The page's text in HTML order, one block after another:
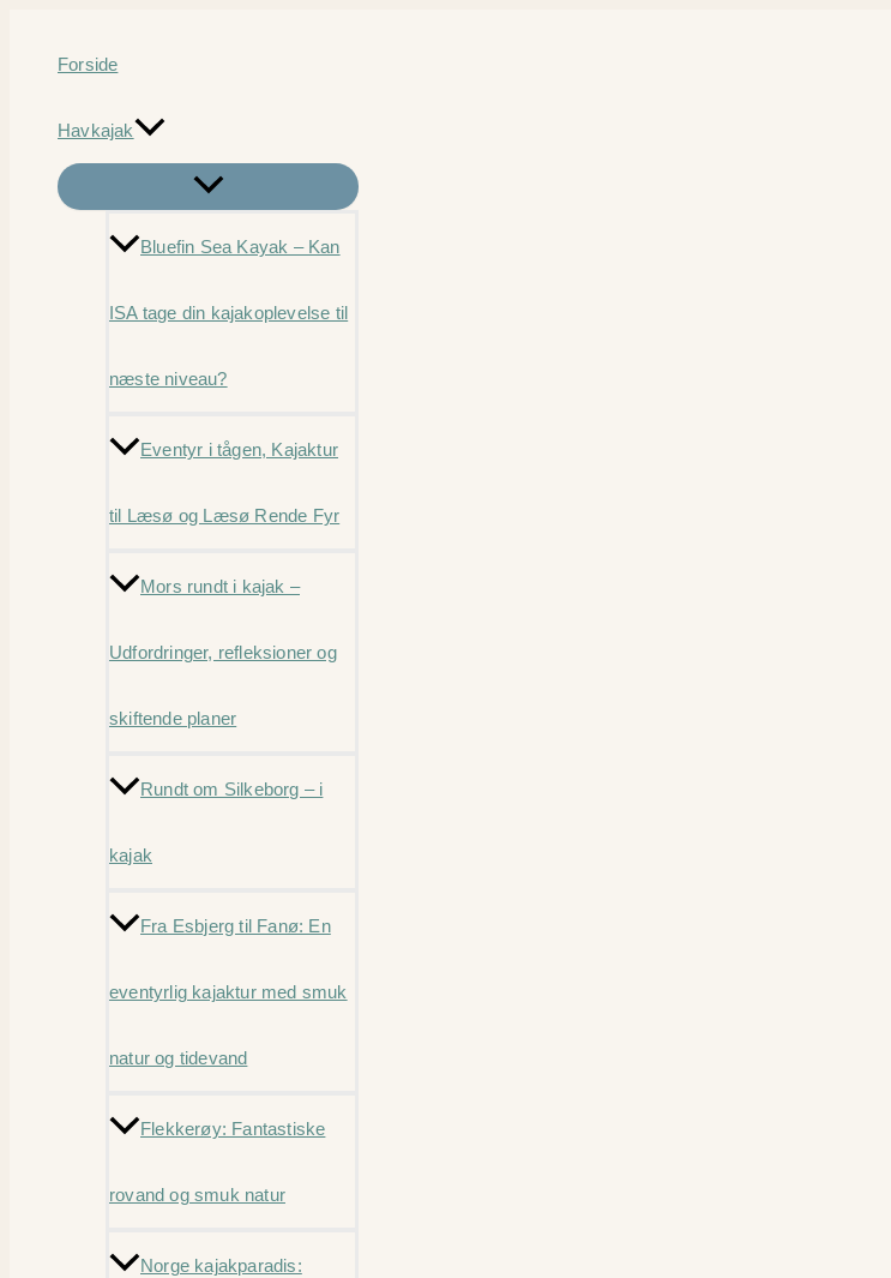
Forside
Havkajak
Bluefin Sea Kayak – Kan
ISA tage din kajakoplevelse til
næste niveau?
Eventyr i tågen, Kajaktur
til Læsø og Læsø Rende Fyr
Mors rundt i kajak –
Udfordringer, refleksioner og
skiftende planer
Rundt om Silkeborg – i
kajak
Fra Esbjerg til Fanø: En
eventyrlig kajaktur med smuk
natur og tidevand
Flekkerøy: Fantastiske
rovand og smuk natur
Norge kajakparadis: